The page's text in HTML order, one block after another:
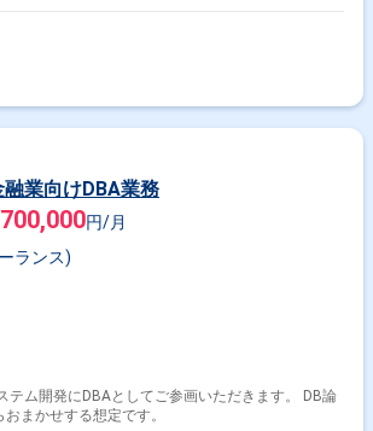
融業向けDBA業務
700,000円/月
ランス)
テム開発にDBAとしてご参画いただきます。 DB論
まかせする想定です。